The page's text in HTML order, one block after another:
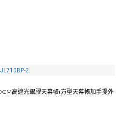
高遮光銀膠天幕帳(方型天幕帳加手提外